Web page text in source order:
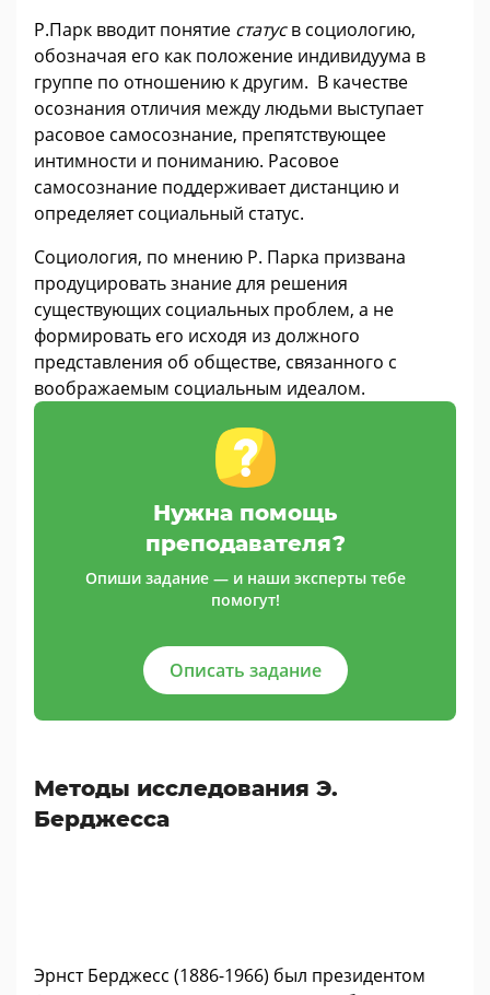
Р.Парк вводит понятие статусв социологию,
обозначая его как положение индивидуума в
группе по отношению к другим. В качестве
осознания отличия между людьми выступает
расовое самосознание, препятствующее
интимности и пониманию. Расовое
самосознание поддерживает дистанцию и
определяет социальный статус.
Социология, по мнению Р. Парка призвана
продуцировать знание для решения
существующих социальных проблем, а не
формировать его исходя из должного
представления об обществе, связанного с
воображаемым социальным идеалом.
Нужна помощь
преподавателя?
Опиши задание — и наши эксперты тебе
помогут!
Описать задание
Методы исследования Э.
Берджесса
Эрнст Берджесс (1886-1966) был президентом